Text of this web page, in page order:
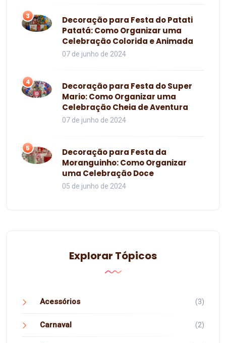
3
Decoração para Festa do Patati
Patatá: Como Organizar uma
Celebração Colorida e Animada
07 de junho de 2024
4
Decoração para Festa do Super
Mario: Como Organizar uma
Celebração Cheia de Aventura
07 de junho de 2024
5
Decoração para Festa da
Moranguinho: Como Organizar
uma Celebração Doce
05 de junho de 2024
Explorar Tópicos
Acessórios (3)
Carnaval (2)